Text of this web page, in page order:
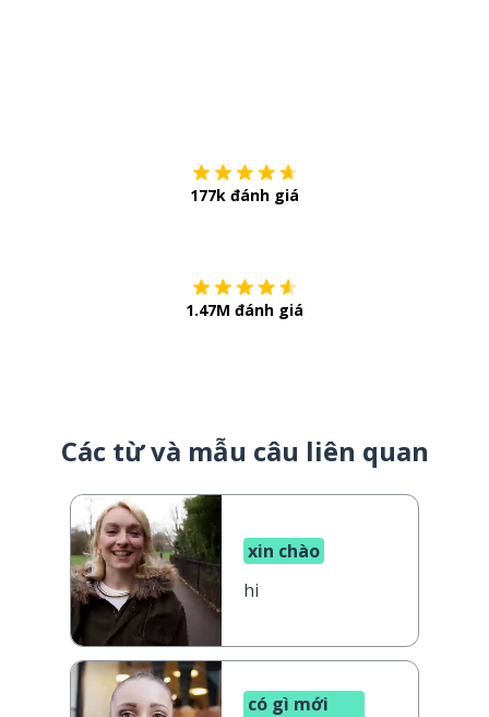
177k đánh giá
1.47M đánh giá
Các từ và mẫu câu liên quan
xin chào
hi
có gì mới